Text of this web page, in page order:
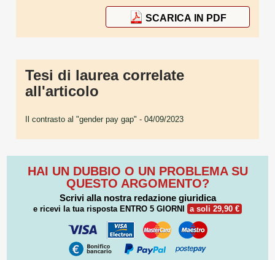
SCARICA IN PDF
Tesi di laurea correlate
all'articolo
Il contrasto al "gender pay gap" - 04/09/2023
HAI UN DUBBIO O UN PROBLEMA SU
QUESTO ARGOMENTO?
Scrivi alla nostra redazione giuridica
e ricevi la tua risposta ENTRO 5 GIORNI a soli 29,90 €